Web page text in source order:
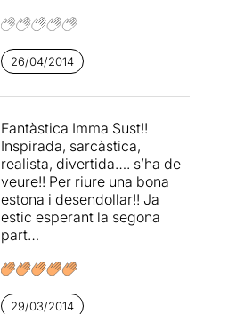
26/04/2014
Fantàstica Imma Sust!!
Inspirada, sarcàstica,
realista, divertida…. s’ha de
veure!! Per riure una bona
estona i desendollar!! Ja
estic esperant la segona
part…
29/03/2014